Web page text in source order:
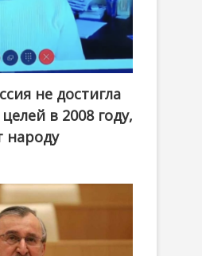
не достигла
в 2008 году,
народу